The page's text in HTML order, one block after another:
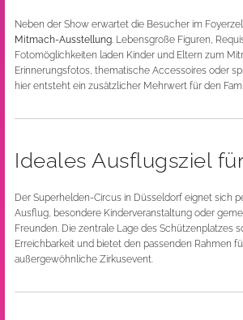
Neben der Show erwartet die Besucher im
Mitmach-Ausstellung . Lebensgroße Figuren,
Fotomöglichkeiten laden Kinder und Eltern zum
Erinnerungsfotos, thematische Accessoires oder
hier entsteht ein zusätzlicher Mehrwert für den
Ideales Ausflugsziel
Der Superhelden-Circus in Düsseldorf eignet sich
Ausflug, besondere Kinderveranstaltung oder
Freunden. Die zentrale Lage des Schützenplatzes
Erreichbarkeit und bietet den passenden Rahmen
außergewöhnliche Zirkusevent.